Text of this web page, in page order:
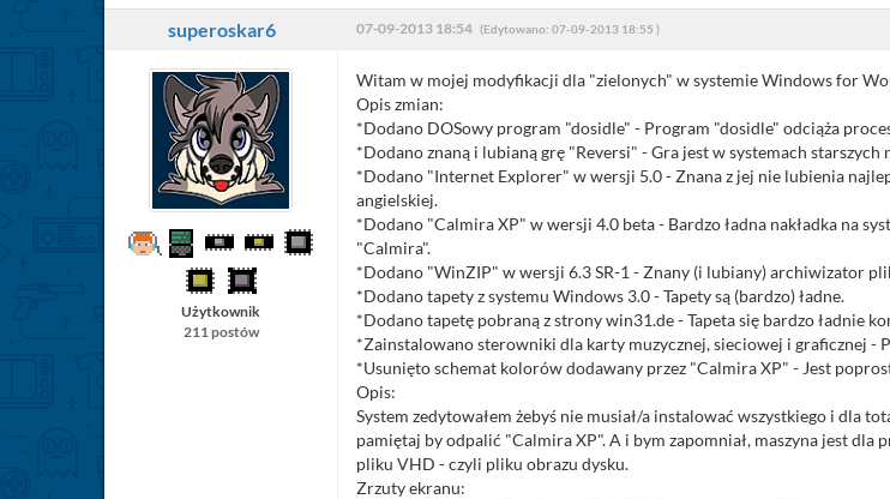
superoskar6 07-09-2013 18:54 (Edytowano: 07-09-2013 18:55 )
Użytkownik
211 postów
Witam w mojej modyfikacji dla "zielonych" w systemie Windows for
Opis zmian:
*Dodano DOSowy program "dosidle" - Program "dosidle" odciąża
*Dodano znaną i lubianą grę "Reversi" - Gra jest w systemach
*Dodano "Internet Explorer" w wersji 5.0 - Znana z jej nie lubienia
angielskiej.
*Dodano "Calmira XP" w wersji 4.0 beta - Bardzo ładna nakładka na
"Calmira".
*Dodano "WinZIP" w wersji 6.3 SR-1 - Znany (i lubiany) archiwizator
*Dodano tapety z systemu Windows 3.0 - Tapety są (bardzo) ładne.
*Dodano tapetę pobraną z strony win31.de - Tapeta się bardzo ładnie
*Zainstalowano sterowniki dla karty muzycznej, sieciowej i graficznej -
*Usunięto schemat kolorów dodawany przez "Calmira XP" - Jest
Opis:
System zedytowałem żebyś nie musiał/a instalować wszystkiego i dla
pamiętaj by odpalić "Calmira XP". A i bym zapomniał, maszyna jest
pliku VHD - czyli pliku obrazu dysku.
Zrzuty ekranu: